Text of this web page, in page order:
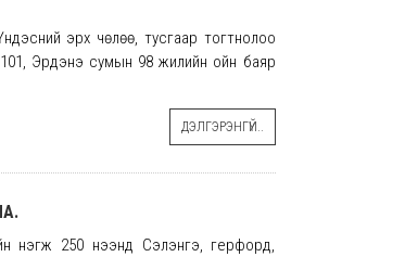
эрх чөлөө, тусгаар тогтнолоо
Эрдэнэ сумын 98 жилийн ойн баяр
ДЭЛГЭРЭНГҮЙ..
нэгж 250 үнээнд Сэлэнгэ, герфорд,